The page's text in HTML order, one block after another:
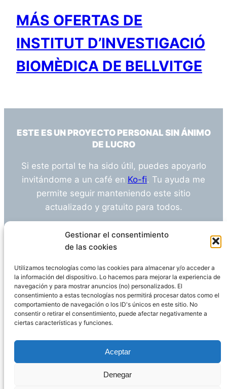
Gestionar el consentimiento
de las cookies
Utilizamos tecnologías como las cookies para almacenar y/o acceder a
la información del dispositivo. Lo hacemos para mejorar la experiencia de
navegación y para mostrar anuncios (no) personalizados. El
consentimiento a estas tecnologías nos permitirá procesar datos como el
comportamiento de navegación o los ID's únicos en este sitio. No
consentir o retirar el consentimiento, puede afectar negativamente a
ciertas características y funciones.
Aceptar
Denegar
MÁS OFERTAS DE
INSTITUT D’INVESTIGACIÓ
BIOMÈDICA DE BELLVITGE
ESTE ES UN PROYECTO PERSONAL SIN ÁNIMO
DE LUCRO
Si este portal te ha sido útil, puedes apoyarlo
invitándome a un café en Ko-fi. Tu ayuda me
permite seguir manteniendo este sitio
actualizado y gratuito para todos.
¿Tienes alguna duda o sugerencia? Escríbeme
info@empleosanitarioinvestigacion.es
Descargo de Responsabilidad
Declaración de Privacidad Política de cookies
WordPress